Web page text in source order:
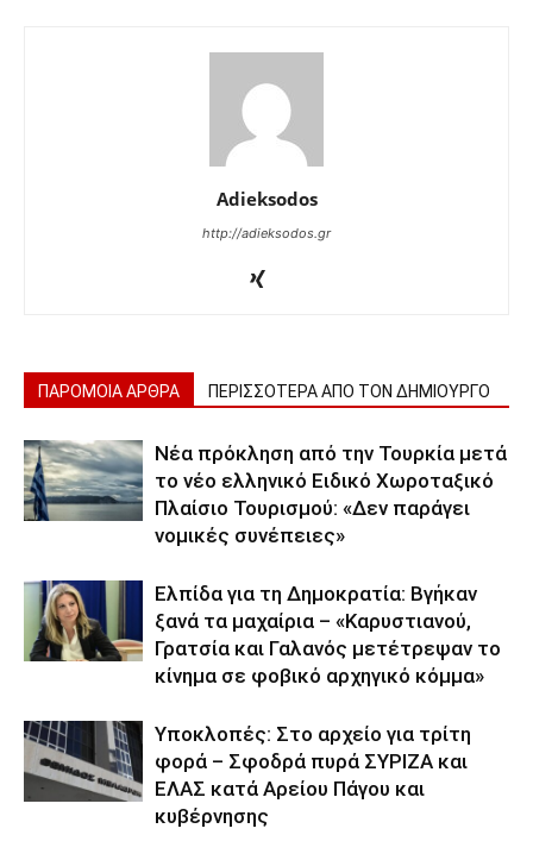
Adieksodos
http://adieksodos.gr
ΠΑΡΟΜΟΙΑ ΑΡΘΡΑ ΠΕΡΙΣΣΟΤΕΡΑ ΑΠΟ ΤΟΝ ΔΗΜΙΟΥΡΓΟ
Νέα πρόκληση από την Τουρκία μετά
το νέο ελληνικό Ειδικό Χωροταξικό
Πλαίσιο Τουρισμού: «Δεν παράγει
νομικές συνέπειες»
Ελπίδα για τη Δημοκρατία: Βγήκαν
ξανά τα μαχαίρια – «Καρυστιανού,
Γρατσία και Γαλανός μετέτρεψαν το
κίνημα σε φοβικό αρχηγικό κόμμα»
Υποκλοπές: Στο αρχείο για τρίτη
φορά – Σφοδρά πυρά ΣΥΡΙΖΑ και
ΕΛΑΣ κατά Αρείου Πάγου και
κυβέρνησης